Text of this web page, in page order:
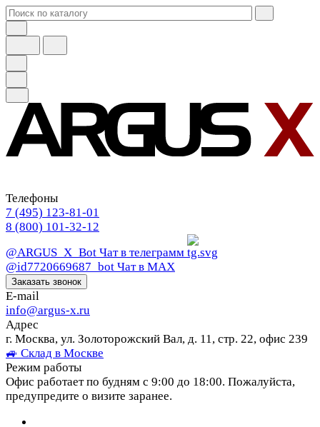
Телефоны
7 (495) 123-81-01
8 (800) 101-32-12
@ARGUS_X_Bot Чат в телеграмм
@id7720669687_bot Чат в МАХ
Заказать звонок
E-mail
info@argus-x.ru
Адрес
г. Москва, ул. Золоторожский Вал, д. 11, стр. 22, офис 239
🚙 Склад в Москве
Режим работы
Офис работает по будням с 9:00 до 18:00. Пожалуйста,
предупредите о визите заранее.